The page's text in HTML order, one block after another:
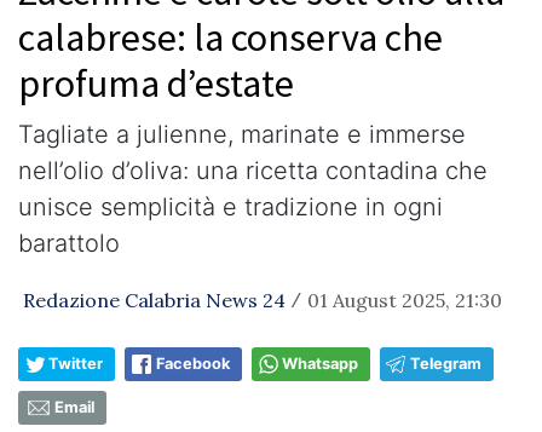
calabrese: la conserva che
profuma d’estate
Tagliate a julienne, marinate e immerse
nell’olio d’oliva: una ricetta contadina che
unisce semplicità e tradizione in ogni
barattolo
Redazione Calabria News 24 / 01 August 2025, 21:30
Twitter Facebook Whatsapp Telegram
Email